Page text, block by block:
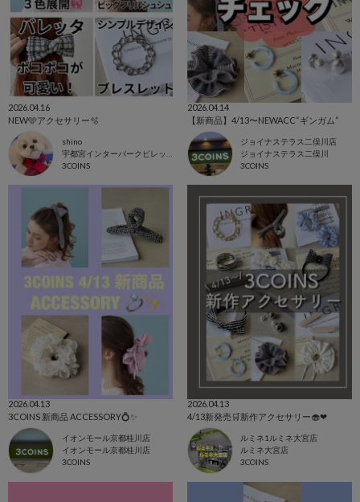
2026.04.16
NEW🩵アクセサリー🫧
shino
3COINS
2026.04.14
【新商品】4/13〜NEWACC“ギンガム“
ジョイナステラス二俣川店
ジョイナステラス二俣川
3COINS
2026.04.13
3COINS 新商品 ACCESSORY💍✨
イオンモール京都桂川店
イオンモール京都桂川店
3COINS
2026.04.13
4/13新発売🛒新作アクセサリー🧁❤︎
ルミネ1ルミネ大宮店
ルミネ大宮店
3COINS